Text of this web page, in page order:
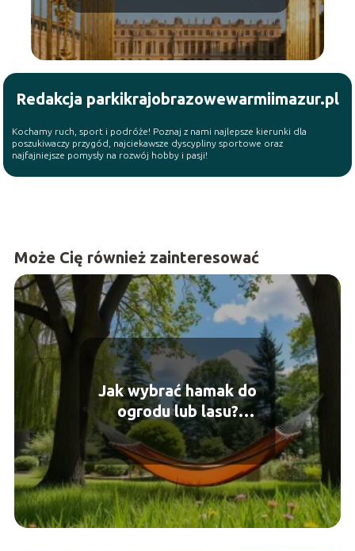
Redakcja parkikrajobrazowewarmiimazur.pl
Kochamy ruch, sport i podróże! Poznaj z nami najlepsze kierunki dla
poszukiwaczy przygód, najciekawsze dyscypliny sportowe oraz
najfajniejsze pomysły na rozwój hobby i pasji!
Może Cię również zainteresować
Jak wybrać hamak do
ogrodu lub lasu?
Praktyczny przewodnik